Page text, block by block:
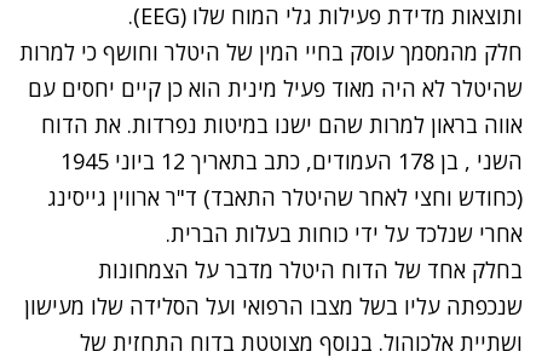
ותוצאות מדידת פעילות גלי המוח שלו (EEG).
חלק מהמסמך עוסק בחיי המין של היטלר וחושף כי למרות
שהיטלר לא היה מאוד פעיל מינית הוא כן קיים יחסים עם
אווה בראון למרות שהם ישנו במיטות נפרדות. את הדוח
השני , בן 178 העמודים, כתב בתאריך 12 ביוני 1945
(כחודש וחצי לאחר שהיטלר התאבד) ד"ר ארווין גייסינג
אחרי שנלכד על ידי כוחות בעלות הברית.
בחלק אחד של הדוח היטלר מדבר על הצמחונות
שנכפתה עליו בשל מצבו הרפואי ועל הסלידה שלו מעישון
ושתיית אלכוהול. בנוסף מצוטטת בדוח התחזית של